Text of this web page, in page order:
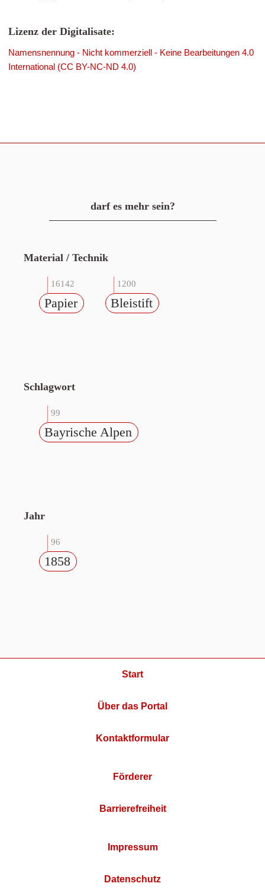
Lizenz der Digitalisate:
Namensnennung - Nicht kommerziell - Keine Bearbeitungen 4.0
International (CC BY-NC-ND 4.0)
darf es mehr sein?
Material / Technik
16142
Papier
1200
Bleistift
Schlagwort
99
Bayrische Alpen
Jahr
96
1858
Start
Über das Portal
Kontaktformular
Förderer
Barrierefreiheit
Impressum
Datenschutz